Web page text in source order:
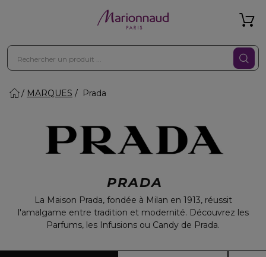
MARQUES Prada
PRADA
La Maison Prada, fondée à Milan en 1913, réussit
l'amalgame entre tradition et modernité. Découvrez les
Parfums, les Infusions ou Candy de Prada.